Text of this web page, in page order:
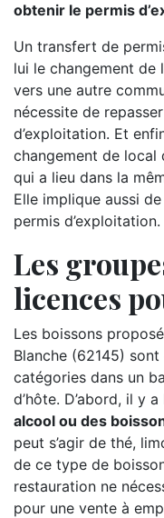
obtenir le permis
Un transfert de
lui le changement de
vers une autre
nécessite de
d’exploitation. Et
changement de local
qui a lieu dans la
Elle implique aussi
permis d’exploitation.
Les
licences
Les boissons
Blanche (62145)
catégories dans un
d’hôte. D’abord, il y a
alcool ou des
peut s’agir de thé,
de ce type de
restauration ne
pour une vente à